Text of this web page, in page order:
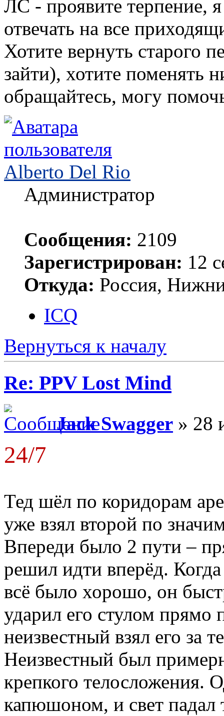
ЛС - проявите терпение,
отвечать на все
Хотите вернуть старого
зайти), хотите поменять
обращайтесь, могу
Alberto Del Rio
Администратор
Сообщения: 2109
Зарегистрирован: 12
Откуда: Россия,
ICQ
Вернуться к началу
Re: PPV Lost Mind
Jack Swagger » 28
24/7
Тед шёл по коридорам
уже взял второй по
Впереди было 2 пути –
решил идти вперёд.
всё было хорошо, он
ударил его стулом прямо
неизвестный взял его за
Неизвестный был
крепкого телосложения.
капюшоном, и свет падал